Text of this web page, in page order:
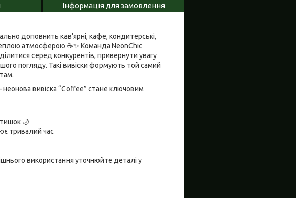
Інформація для замовлення
доповнить кав’ярні, кафе, кондитерські,
атмосферою ☕✨ Команда NeonChic
серед конкурентів, привернути увагу
погляду. Такі вивіски формують той самий
вивіска “Coffee” стане ключовим
🌙
тривалий час
використання уточнюйте деталі у